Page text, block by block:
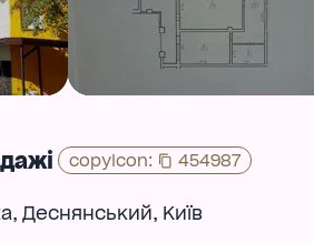
copyIcon: 454987
, Деснянський, Київ